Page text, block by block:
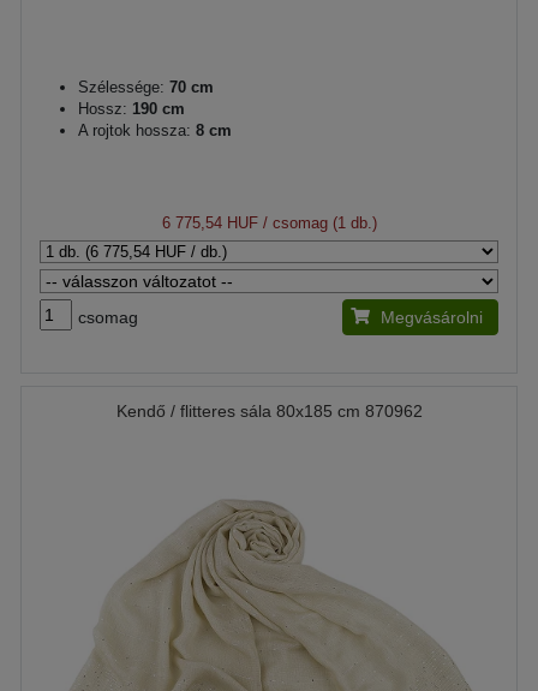
Szélessége: 70 cm
Hossz: 190 cm
A rojtok hossza: 8 cm
6 775,54 HUF/ csomag (1 db.)
csomag Megvásárolni
Kendő / flitteres sála 80x185 cm 870962